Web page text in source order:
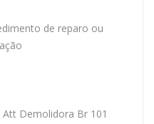
de reparo ou
Demolidora Br 101